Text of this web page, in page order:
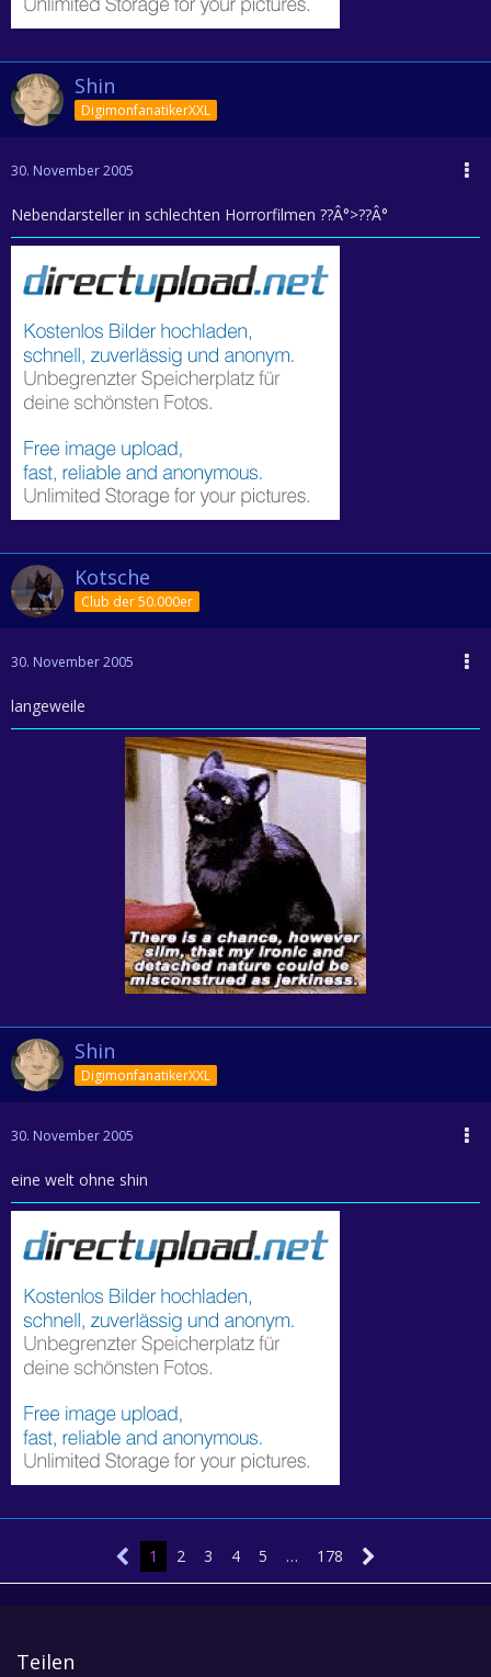
Shin
DigimonfanatikerXXL
30. November 2005
Nebendarsteller in schlechten Horrorfilmen ??Â°>??Â°
Kotsche
Club der 50.000er
30. November 2005
langeweile
Shin
DigimonfanatikerXXL
30. November 2005
eine welt ohne shin
1 2 3 4 5 … 178
Teilen